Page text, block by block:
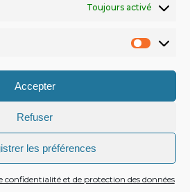
Toujours activé
Accepter
Refuser
les préférences
confidentialité et de protection des données
DANS VOTRE
MENTIONS LÉGALES
CONFIDENTIALITÉ
AGENCE EQUINOXAL